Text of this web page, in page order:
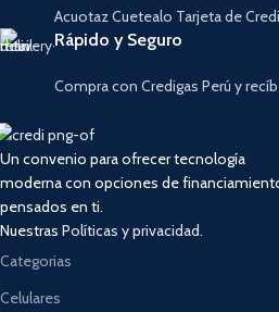
Acuotaz Cuetealo Tarjeta de
Rápido y Seguro
Compra con Credigas Perú y
Un convenio para ofrecer tecnología
moderna con opciones de
pensados en ti.
Nuestras Políticas y privacidad.
Categorias
Celulares